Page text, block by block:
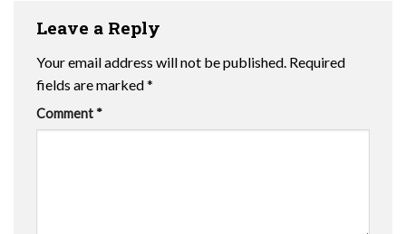
Leave a Reply
Your email address will not be published. Required
fields are marked*
Comment *